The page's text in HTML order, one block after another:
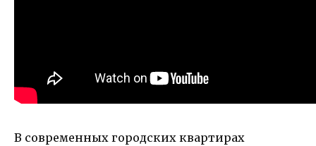
В современных городских квартирах